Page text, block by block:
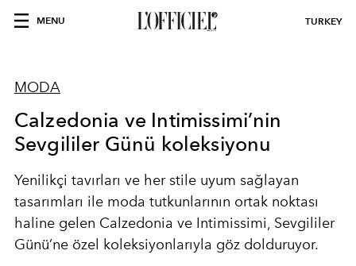
MENU TURKEY
MODA
Calzedonia ve Intimissimi’nin
Sevgililer Günü koleksiyonu
Yenilikçi tavırları ve her stile uyum sağlayan
tasarımları ile moda tutkunlarının ortak noktası
haline gelen Calzedonia ve Intimissimi, Sevgililer
Günü’ne özel koleksiyonlarıyla göz dolduruyor.